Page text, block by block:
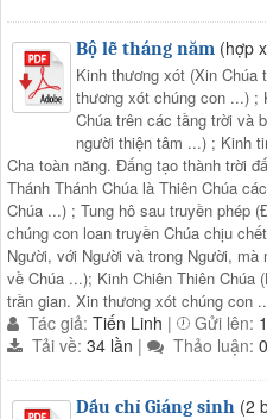
Bộ lễ tháng năm (hợp
Kinh thương xót (Xin Chúa
thương xót chúng con ...) ;
Chúa trên các tầng trời và
người thiện tâm ...) ; Kinh
Cha toàn năng. Đấng tạo thành trời
Thánh Thánh Chúa là Thiên Chúa
Chúa ...) ; Tung hô sau truyền phép
chúng con loan truyền Chúa chịu
Người, với Người và trong Người,
về Chúa ...); Kinh Chiên Thiên Chúa
trần gian. Xin thương xót chúng con
Tác giả: Tiến Linh | Gửi lên:
Tải về: 34 lần | Thảo luận: 0
Dấu chỉ Giáng sinh (2